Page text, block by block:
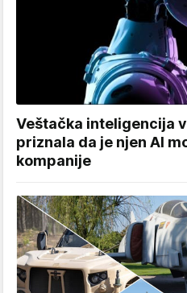
Veštačka inteligencija
priznala da je njen AI
kompanije